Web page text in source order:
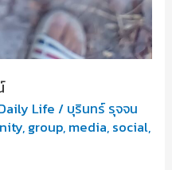
Life / บุรินทร์ รุจจน
, group, media, social,